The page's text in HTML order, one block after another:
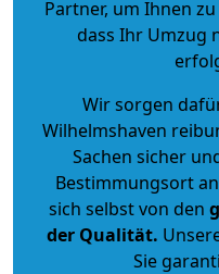
Partner, um Ihnen
dass Ihr Umzug
Wir sorgen
Wilhelmshaven
Sachen sicher
Bestimmungsort
sich selbst von den
der Qualität.
Sie